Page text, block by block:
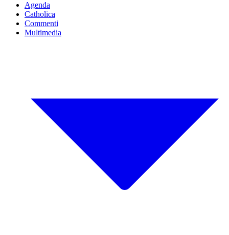
Agenda
Catholica
Commenti
Multimedia